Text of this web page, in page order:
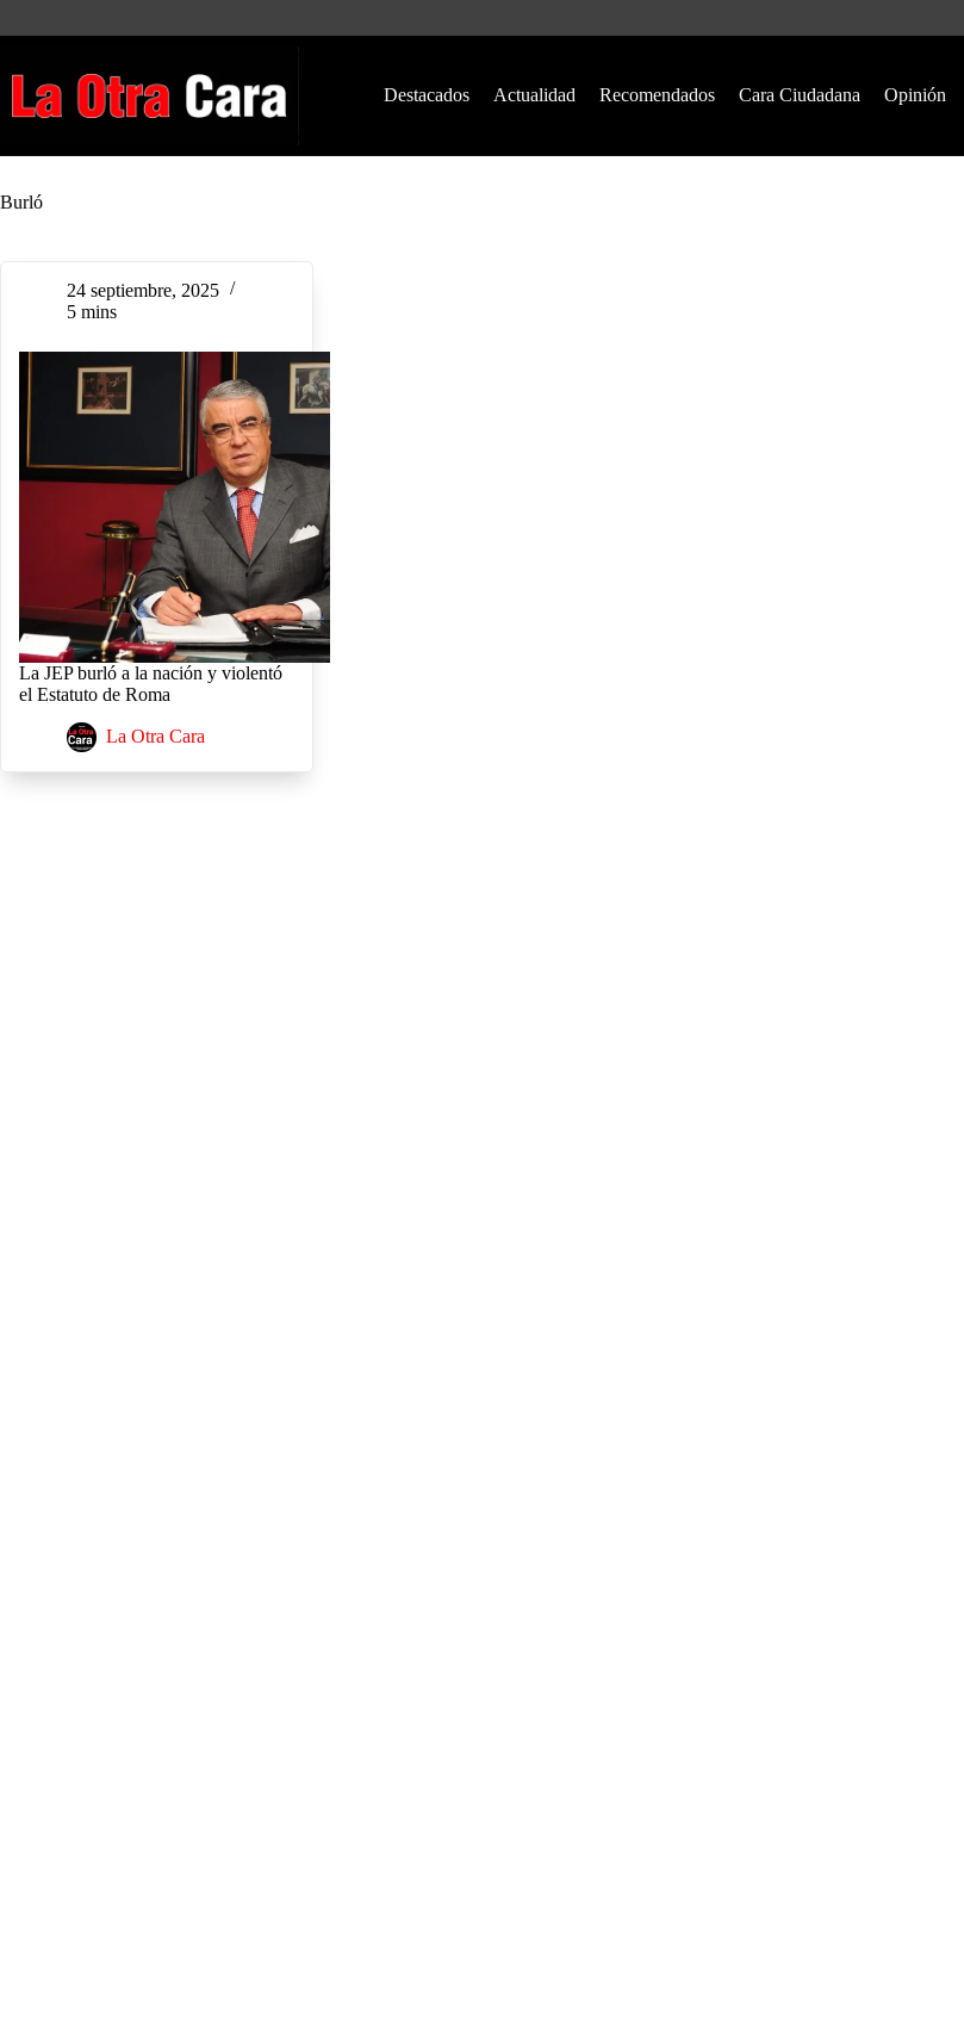
Destacados Actualidad Recomendados Cara Ciudadana Opinión
Burló
24 septiembre, 2025
5 mins
La JEP burló a la nación y violentó
el Estatuto de Roma
La Otra Cara